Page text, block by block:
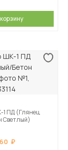
1 ПД (Глянец
Светлый)